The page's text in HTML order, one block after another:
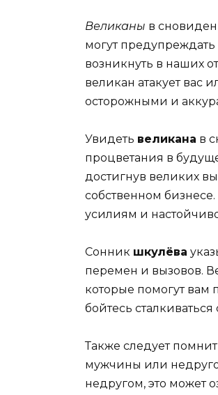
Великаны в
могут
возникнуть в наших
великан атакует вас
осторожными и
Увидеть великана в
процветания в
достигнув великих
собственном
усилиям и
Сонник шкулёва
перемен и вызовов.
которые помогут вам
бойтесь
Также следует
мужчины или
недругом, это может